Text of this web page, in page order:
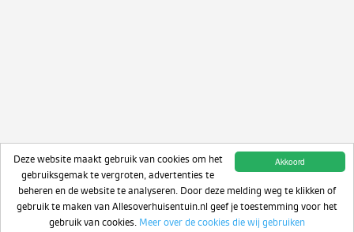
Akkoord
Deze website maakt gebruik van cookies om het
gebruiksgemak te vergroten, advertenties te
beheren en de website te analyseren. Door deze melding weg te klikken of
gebruik te maken van Allesoverhuisentuin.nl geef je toestemming voor het
gebruik van cookies. Meer over de cookies die wij gebruiken